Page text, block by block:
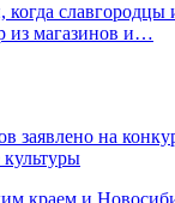
когда славгородцы
из магазинов и…
заявлено на
культуры
краем и